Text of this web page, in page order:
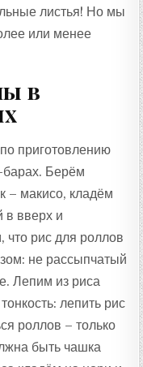
листья! Но мы
или менее
в
приготовлению
барах. Берём
– макисо, кладём
в вверх и
рис для роллов
не рассыпчатый
Лепим из риса
лепить рис
роллов – только
быть чашка